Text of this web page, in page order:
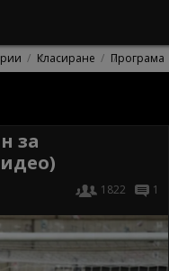
Класиране Програма
за
1822 1